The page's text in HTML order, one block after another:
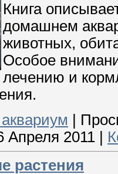
Книга
домашнем
животных,
Особое
лечению и
Апреля 2011
растения